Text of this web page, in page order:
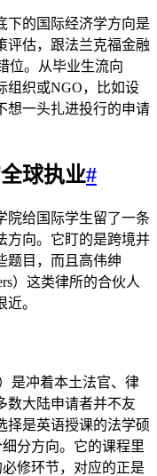
下的国际经济学方向是
评估，跟法兰克福金融
位。从毕业生流向
组织或NGO，比如设
想一头扎进投行的申请
球执业#
院给国际学生留了一条
向。它盯的是跨境并
题目，而且高伟绅
）这类律所的合伙人
。
是冲着本土法官、律
数大陆申请者并不友
择是英语授课的法学硕
分方向。它的课程里
修环节，对应的正是